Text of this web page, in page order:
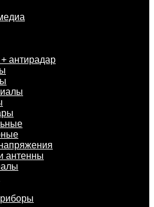
антирадар
антенны